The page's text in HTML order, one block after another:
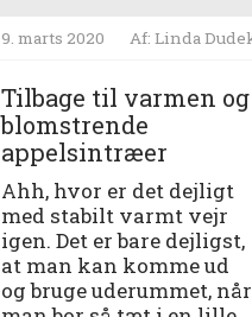
9. marts 2020 Af: Linda
Tilbage til varmen og
blomstrende
appelsintræer
Ahh, hvor er det dejligt
med stabilt varmt vejr
igen. Det er bare dejligst,
at man kan komme ud
og bruge uderummet, når